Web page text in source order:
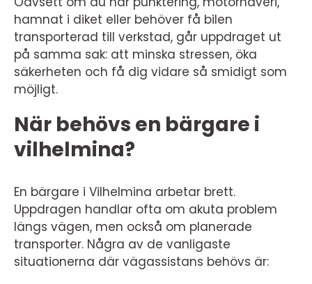
hamnat i diket eller behöver få bilen
transporterad till verkstad, går uppdraget ut
på samma sak: att minska stressen, öka
säkerheten och få dig vidare så smidigt som
möjligt.
När behövs en bärgare i
vilhelmina?
En bärgare i Vilhelmina arbetar brett.
Uppdragen handlar ofta om akuta problem
längs vägen, men också om planerade
transporter. Några av de vanligaste
situationerna där vägassistans behövs är: